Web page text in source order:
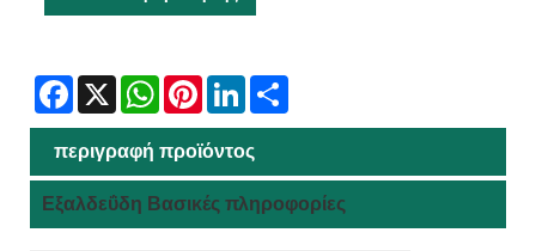
Facebook
X WhatsAppPinterestLinkedIn
περιγραφή προϊόντος
Εξαλδεΰδη Βασικές πληροφορίες